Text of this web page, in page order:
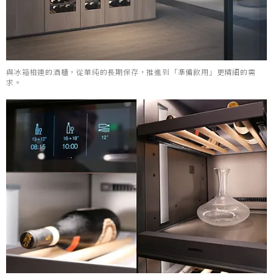
與冰箱相連的酒櫃，從單純的長期保存，推進到「準備飲用」更精細的需
求。